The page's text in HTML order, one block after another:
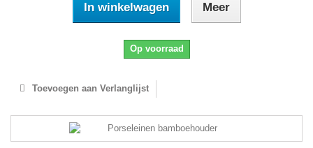
In winkelwagen Meer
Op voorraad
Toevoegen aan Verlanglijst